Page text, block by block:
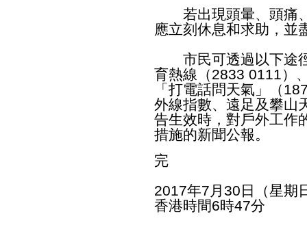
若出現頭暈、頭痛、
應立刻休息和求助，並
市民可透過以下途徑
育熱線（2833 0111）
「打電話問天氣」（
外線指數、 遠足及攀山
告生效時，對戶外工作
措施的新聞公報。
完
2017年7月30日（星期
香港時間6時47分